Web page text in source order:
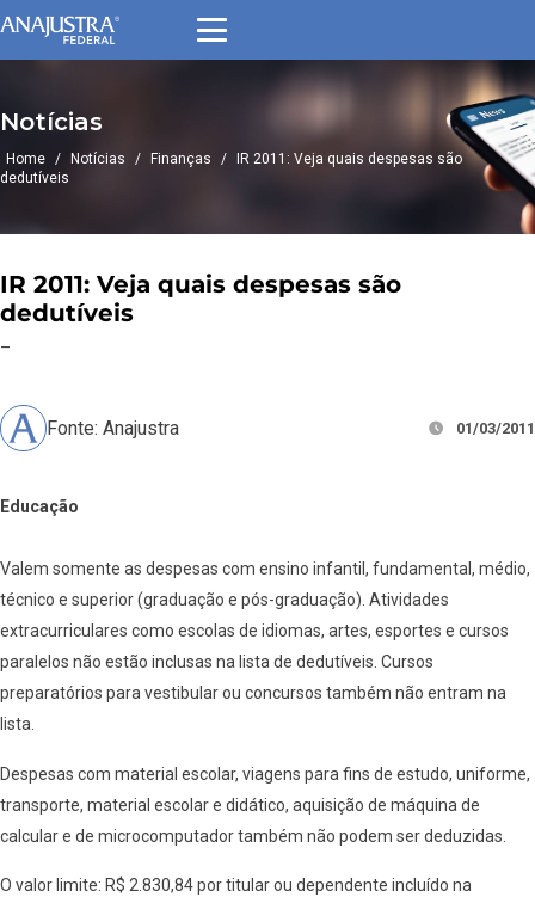
Notícias
Home / Notícias / Finanças /
IR 2011: Veja quais despesas são
dedutíveis
IR 2011: Veja quais despesas são
dedutíveis
–
Fonte: Anajustra 01/03/2011
Educação
Valem somente as despesas com ensino infantil, fundamental, médio,
técnico e superior (graduação e pós-graduação). Atividades
extracurriculares como escolas de idiomas, artes, esportes e cursos
paralelos não estão inclusas na lista de dedutíveis. Cursos
preparatórios para vestibular ou concursos também não entram na
lista.
Despesas com material escolar, viagens para fins de estudo, uniforme,
transporte, material escolar e didático, aquisição de máquina de
calcular e de microcomputador também não podem ser deduzidas.
O valor limite: R$ 2.830,84 por titular ou dependente incluído na